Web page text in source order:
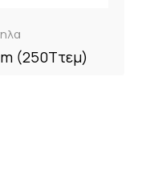
(250Tτεμ)